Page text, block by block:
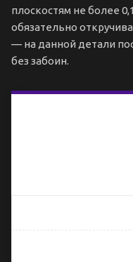
плоскостям не более
обязательно
— на данной детали
без забоин.